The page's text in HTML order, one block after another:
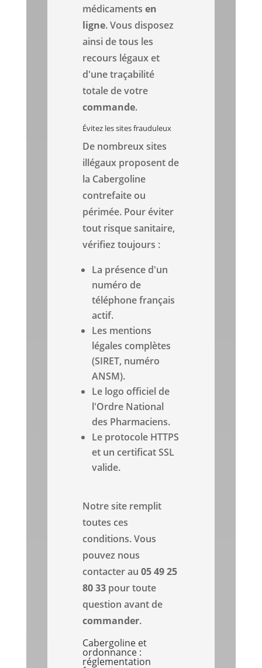
médicamentsen
ligne. Vous disposez
ainsi de tous les
recours légaux et
d'une traçabilité
totale de votre
commande.
Évitez les sites frauduleux
De nombreux sites
illégaux proposent de
la Cabergoline
contrefaite ou
périmée. Pour éviter
tout risque sanitaire,
vérifiez toujours :
La présence d'un
numéro de
téléphone français
actif.
Les mentions
légales complètes
(SIRET, numéro
ANSM).
Le logo officiel de
l'Ordre National
des Pharmaciens.
Le protocole HTTPS
et un certificat SSL
valide.
Notre site remplit
toutes ces
conditions. Vous
pouvez nous
contacter au05 49 25
80 33 pour toute
question avant de
commander.
Cabergoline et
ordonnance :
réglementation